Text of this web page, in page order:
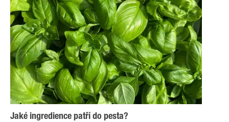
Jaké ingredience patří do pesta?